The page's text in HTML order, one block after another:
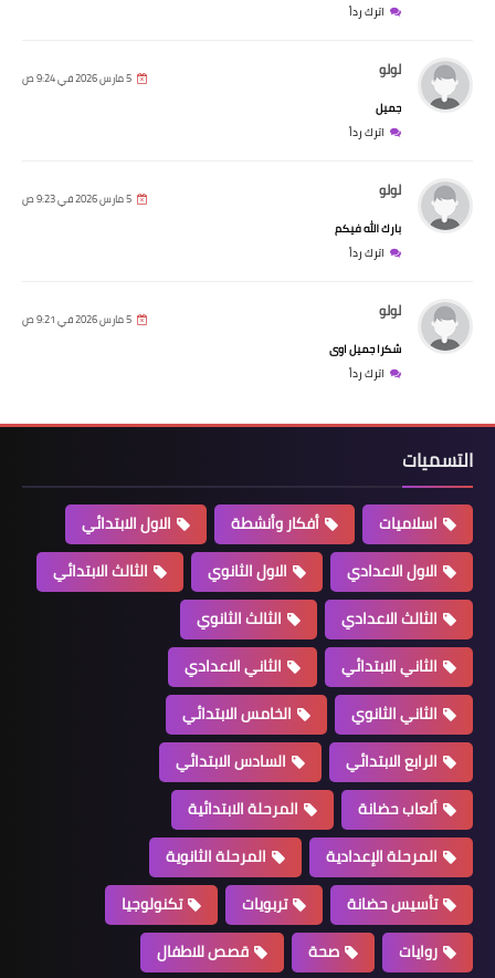
اترك رداً
لولو 5 مارس 2026 في 9:24 ص
جميل
اترك رداً
لولو 5 مارس 2026 في 9:23 ص
بارك الله فيكم
اترك رداً
لولو 5 مارس 2026 في 9:21 ص
شكرا جميل اوى
اترك رداً
التسميات
اسلاميات أفكار وأنشطة
الاول الابتدائي
الاول الاعدادي
الاول الثانوي
الثالث الابتدائي
الثالث الاعدادي
الثالث الثانوي
الثاني الابتدائي
الثاني الاعدادي
الثاني الثانوي
الخامس الابتدائي
الرابع الابتدائي
السادس الابتدائي
ألعاب حضانة
المرحلة الابتدائية
المرحلة الإعدادية
المرحلة الثانوية
تأسيس حضانة
تربويات
تكنولوجيا
روايات
صحة
قصص للاطفال